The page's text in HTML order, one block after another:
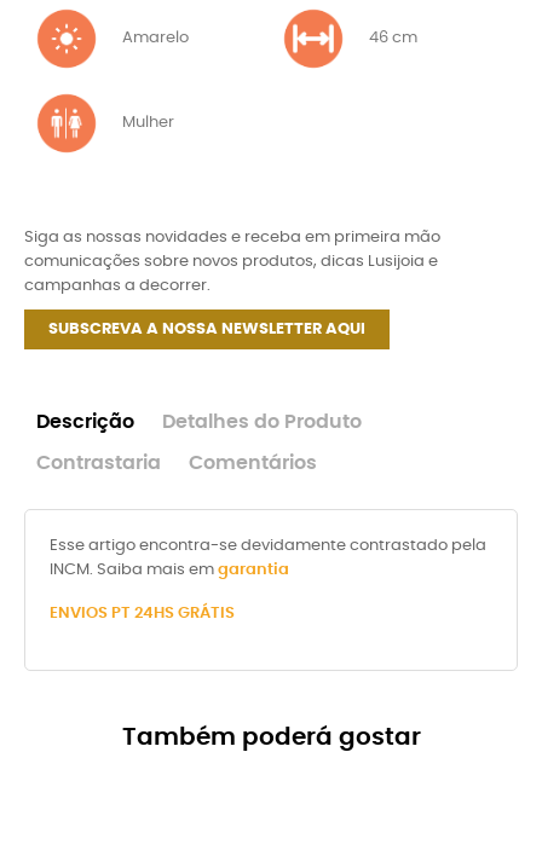
Amarelo 46 cm
Mulher
Siga as nossas novidades e receba em primeira mão
comunicações sobre novos produtos, dicas Lusijoia e
campanhas a decorrer.
SUBSCREVA A NOSSA NEWSLETTER AQUI
Descrição Detalhes do Produto
Contrastaria Comentários
Esse artigo encontra-se devidamente contrastado pela
INCM. Saiba mais em garantia
ENVIOS PT 24HS GRÁTIS
Também poderá gostar